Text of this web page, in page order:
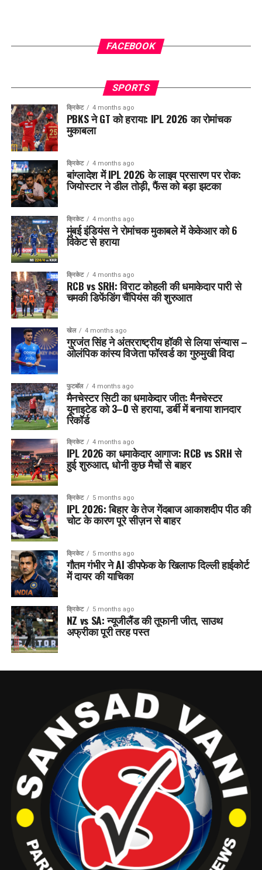
FACEBOOK
SPORTS
क्रिकेट 4 months ago
PBKS ने GT को हराया: IPL 2026 का रोमांचक
मुकाबला
क्रिकेट 4 months ago
बांग्लादेश में IPL 2026 के लाइव प्रसारण पर रोक:
जियोस्टार ने डील तोड़ी, फैंस को बड़ा झटका
क्रिकेट 4 months ago
मुंबई इंडियंस ने रोमांचक मुकाबले में केकेआर को 6
विकेट से हराया
क्रिकेट 4 months ago
RCB vs SRH: विराट कोहली की धमाकेदार पारी से
चमकी डिफेंडिंग चैंपियंस की शुरुआत
खेल 4 months ago
गुरजंत सिंह ने अंतरराष्ट्रीय हॉकी से लिया संन्यास –
ओलंपिक कांस्य विजेता फॉरवर्ड का गुरुमुखी विदा
फुटबॉल 4 months ago
मैनचेस्टर सिटी का धमाकेदार जीत: मैनचेस्टर
यूनाइटेड को 3–0 से हराया, डर्बी में बनाया शानदार
रिकॉर्ड
क्रिकेट 4 months ago
IPL 2026 का धमाकेदार आगाज: RCB vs SRH से
हुई शुरुआत, धोनी कुछ मैचों से बाहर
क्रिकेट 5 months ago
IPL 2026: बिहार के तेज गेंदबाज आकाशदीप पीठ की
चोट के कारण पूरे सीज़न से बाहर
क्रिकेट 5 months ago
गौतम गंभीर ने AI डीपफेक के खिलाफ दिल्ली हाईकोर्ट
में दायर की याचिका
क्रिकेट 5 months ago
NZ vs SA: न्यूजीलैंड की तूफानी जीत, साउथ
अफ्रीका पूरी तरह पस्त